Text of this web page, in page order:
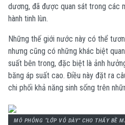
dương, đã được quan sát trong các
hành tinh lùn.
Những thế giới nước này có thể
nhưng cũng có những khác biệt
suất bên trong, đặc biệt là ảnh
băng áp suất cao. Điều này đặt ra
chi phối khả năng sinh sống trên
MÔ PHỎNG “LỚP VỎ DÀY” CHO THẤY BỀ